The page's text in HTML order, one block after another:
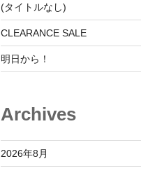
(タイトルなし)
CLEARANCE SALE
明日から！
Archives
2026年8月